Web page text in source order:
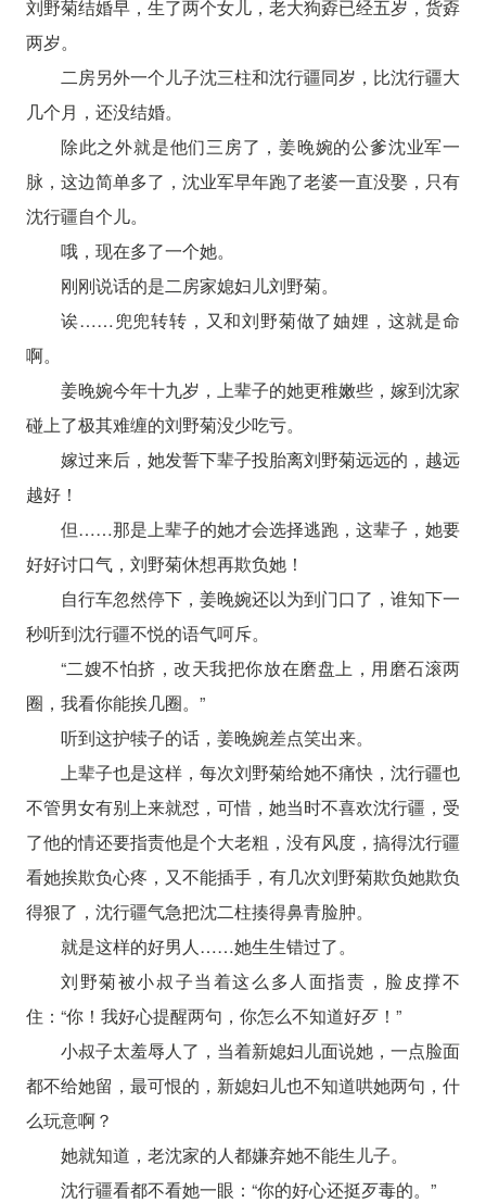
刘野菊结婚早，生了两个女儿，老大狗孬已经五岁，货孬
两岁。
二房另外一个儿子沈三柱和沈行疆同岁，比沈行疆大
几个月，还没结婚。
除此之外就是他们三房了，姜晚婉的公爹沈业军一
脉，这边简单多了，沈业军早年跑了老婆一直没娶，只有
沈行疆自个儿。
哦，现在多了一个她。
刚刚说话的是二房家媳妇儿刘野菊。
诶……兜兜转转，又和刘野菊做了妯娌，这就是命
啊。
姜晚婉今年十九岁，上辈子的她更稚嫩些，嫁到沈家
碰上了极其难缠的刘野菊没少吃亏。
嫁过来后，她发誓下辈子投胎离刘野菊远远的，越远
越好！
但……那是上辈子的她才会选择逃跑，这辈子，她要
好好讨口气，刘野菊休想再欺负她！
自行车忽然停下，姜晚婉还以为到门口了，谁知下一
秒听到沈行疆不悦的语气呵斥。
“二嫂不怕挤，改天我把你放在磨盘上，用磨石滚两
圈，我看你能挨几圈。”
听到这护犊子的话，姜晚婉差点笑出来。
上辈子也是这样，每次刘野菊给她不痛快，沈行疆也
不管男女有别上来就怼，可惜，她当时不喜欢沈行疆，受
了他的情还要指责他是个大老粗，没有风度，搞得沈行疆
看她挨欺负心疼，又不能插手，有几次刘野菊欺负她欺负
得狠了，沈行疆气急把沈二柱揍得鼻青脸肿。
就是这样的好男人……她生生错过了。
刘野菊被小叔子当着这么多人面指责，脸皮撑不
住：“你！我好心提醒两句，你怎么不知道好歹！”
小叔子太羞辱人了，当着新媳妇儿面说她，一点脸面
都不给她留，最可恨的，新媳妇儿也不知道哄她两句，什
么玩意啊？
她就知道，老沈家的人都嫌弃她不能生儿子。
沈行疆看都不看她一眼：“你的好心还挺歹毒的。”